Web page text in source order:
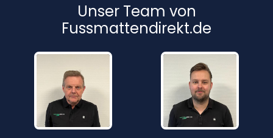
Unser Team von
Fussmattendirekt.de